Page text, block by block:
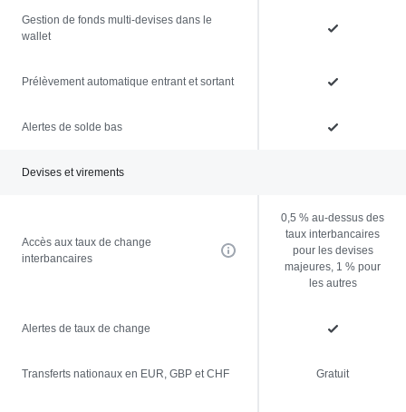
Gestion de fonds multi-devises dans le
wallet
Prélèvement automatique entrant et sortant
Alertes de solde bas
Devises et virements
Accès aux taux de change
interbancaires
0,5 % au-dessus des
taux interbancaires
pour les devises
majeures, 1 % pour
les autres
Alertes de taux de change
Transferts nationaux en EUR, GBP et CHF Gratuit